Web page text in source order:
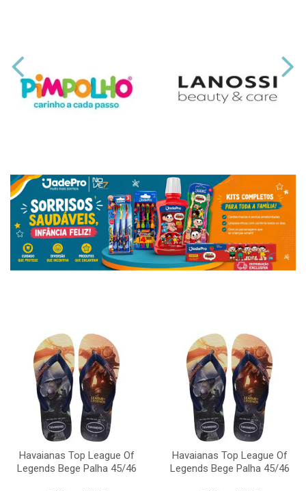
Havaianas Top League Of
Legends Bege Palha 45/46
Havaianas Top League Of
Legends Bege Palha 45/46